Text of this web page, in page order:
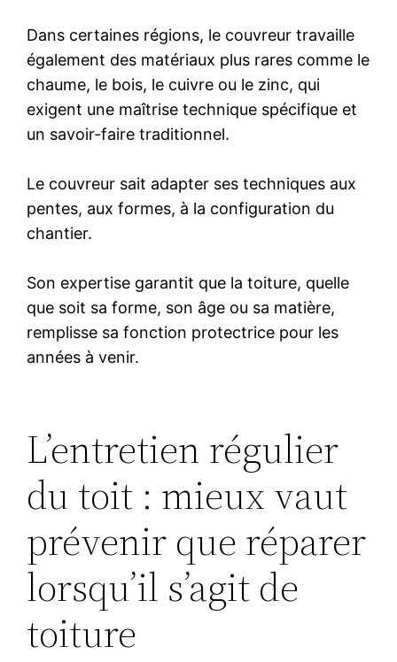
Dans certaines régions, le couvreur travaille
également des matériaux plus rares comme le
chaume, le bois, le cuivre ou le zinc, qui
exigent une maîtrise technique spécifique et
un savoir-faire traditionnel.
Le couvreur sait adapter ses techniques aux
pentes, aux formes, à la configuration du
chantier.
Son expertise garantit que la toiture, quelle
que soit sa forme, son âge ou sa matière,
remplisse sa fonction protectrice pour les
années à venir.
L’entretien régulier
du toit : mieux vaut
prévenir que réparer
lorsqu’il s’agit de
toiture